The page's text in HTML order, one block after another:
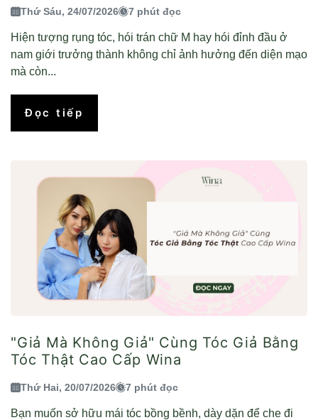
Thứ Sáu, 24/07/2026 7 phút đọc
Hiện tượng rụng tóc, hói trán chữ M hay hói đỉnh đầu ở
nam giới trưởng thành không chỉ ảnh hưởng đến diện mạo
mà còn...
Đọc tiếp
"Giả Mà Không Giả" Cùng Tóc Giả Bằng
Tóc Thật Cao Cấp Wina
Thứ Hai, 20/07/2026 7 phút đọc
Bạn muốn sở hữu mái tóc bồng bềnh, dày dặn để che đi